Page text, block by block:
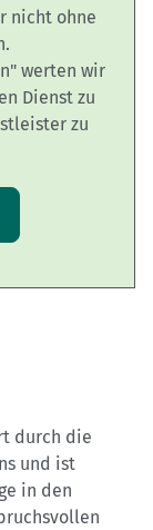
nicht ohne
werten wir
Dienst zu
zu
durch die
und ist
in den